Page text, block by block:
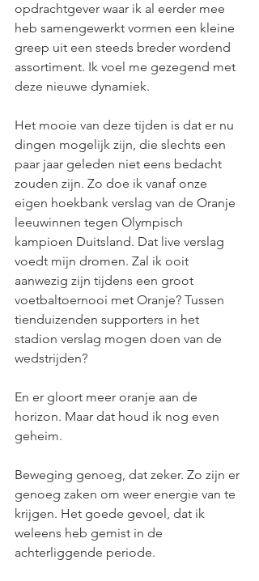
opdrachtgever waar ik al eerder mee
heb samengewerkt vormen een kleine
greep uit een steeds breder wordend
assortiment. Ik voel me gezegend met
deze nieuwe dynamiek.
Het mooie van deze tijden is dat er nu
dingen mogelijk zijn, die slechts een
paar jaar geleden niet eens bedacht
zouden zijn. Zo doe ik vanaf onze
eigen hoekbank verslag van de Oranje
leeuwinnen tegen Olympisch
kampioen Duitsland. Dat live verslag
voedt mijn dromen. Zal ik ooit
aanwezig zijn tijdens een groot
voetbaltoernooi met Oranje? Tussen
tienduizenden supporters in het
stadion verslag mogen doen van de
wedstrijden?
En er gloort meer oranje aan de
horizon. Maar dat houd ik nog even
geheim.
Beweging genoeg, dat zeker. Zo zijn er
genoeg zaken om weer energie van te
krijgen. Het goede gevoel, dat ik
weleens heb gemist in de
achterliggende periode.